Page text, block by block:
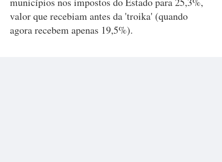
valor que recebiam antes da 'troika' (quando
agora recebem apenas 19,5%).